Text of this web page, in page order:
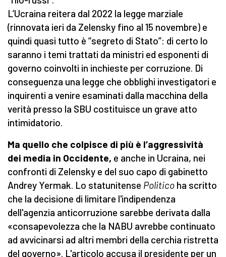
L’Ucraina reitera dal 2022 la legge marziale
(rinnovata ieri da Zelensky fino al 15 novembre) e
quindi quasi tutto è “segreto di Stato”: di certo lo
saranno i temi trattati da ministri ed esponenti di
governo coinvolti in inchieste per corruzione. Di
conseguenza una legge che obblighi investigatori e
inquirenti a venire esaminati dalla macchina della
verità presso la SBU costituisce un grave atto
intimidatorio.
Ma quello che colpisce di più è l’aggressività
dei media in Occidente, e anche in Ucraina, nei
confronti di Zelensky e del suo capo di gabinetto
Andrey Yermak. Lo statunitense Politico ha scritto
che la decisione di limitare l'indipendenza
dell'agenzia anticorruzione sarebbe derivata dalla
«consapevolezza che la NABU avrebbe continuato
ad avvicinarsi ad altri membri della cerchia ristretta
del governo». L'articolo accusa il presidente per un